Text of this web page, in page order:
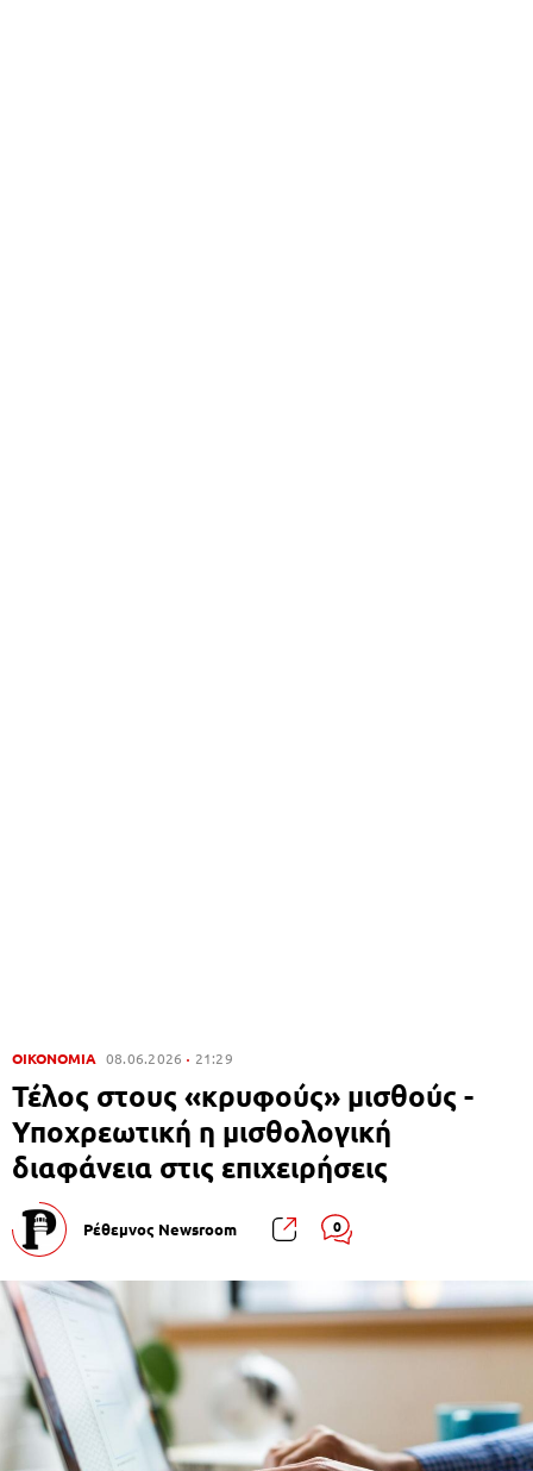
ΟΙΚΟΝΟΜΙΑ 08.06.2026 21:29
Τέλος στους «κρυφούς» μισθούς -
Υποχρεωτική η μισθολογική
διαφάνεια στις επιχειρήσεις
Ρέθεμνος Newsroom 0